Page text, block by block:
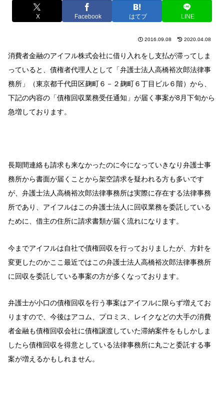
X Facebook はてブ LINE
2016.09.08 2020.04.08
消費者金融のアイフル株式会社に借り入れをし支払が滞ってしま
っていると、債権者代理人として「弁護士法人高橋裕次郎法律事
務所」（東京都千代田区麹町６－２麹町６丁目ビル６階）から、
下記の内容の「債権回収業務受任通知」が届く事案が8月下旬から
急増しております。
長期間連絡も請求も来なかったのに今になっていきなり弁護士事
務所から書面が届くことから架空請求を疑われる方も多いです
が、弁護士法人高橋裕次郎法律事務所は実際に存在する法律事務
所であり、アイフルはこの弁護士法人に回収業務を委託している
ために、借主の住所に請求書類が届く流れになります。
今までアイフルは自社で債権回収を行っておりましたが、方針を
変更したのかここ最近ではこの弁護士法人高橋裕次郎法律事務所
に回収を委託している事案の方が多くなっております。
弁護士が小口の債権回収を行う事案はアイフルに限らず増えてお
りますので、今後はアコム、プロミス、レイクなどの大手の消費
者金融も債権回収会社に債権譲渡していた滞納案件をもしかしま
したら債権回収を得意としている法律事務所に丸ごと委託する事
案が増えるかもしれません。